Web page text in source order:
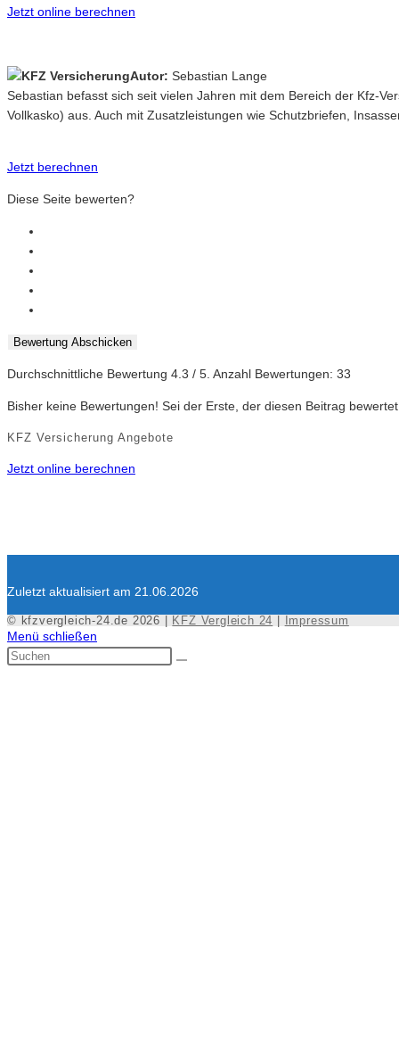
Jetzt online berechnen
Autor: Sebastian Lange
Sebastian befasst sich seit vielen Jahren mit dem Bereich der Kfz-
Vollkasko) aus. Auch mit Zusatzleistungen wie Schutzbriefen,
Jetzt berechnen
Diese Seite bewerten?
Bewertung Abschicken
Durchschnittliche Bewertung 4.3 / 5. Anzahl Bewertungen: 33
Bisher keine Bewertungen! Sei der Erste, der diesen Beitrag
KFZ Versicherung Angebote
Jetzt online berechnen
Zuletzt aktualisiert am 21.06.2026
© kfzvergleich-24.de 2026 | KFZ Vergleich 24 Impressum
Menü schließen